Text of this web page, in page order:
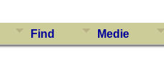
Find Medie